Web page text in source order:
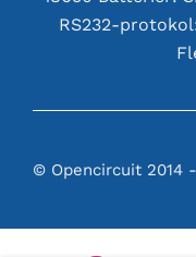
RS232-
© Opencircuit 2014